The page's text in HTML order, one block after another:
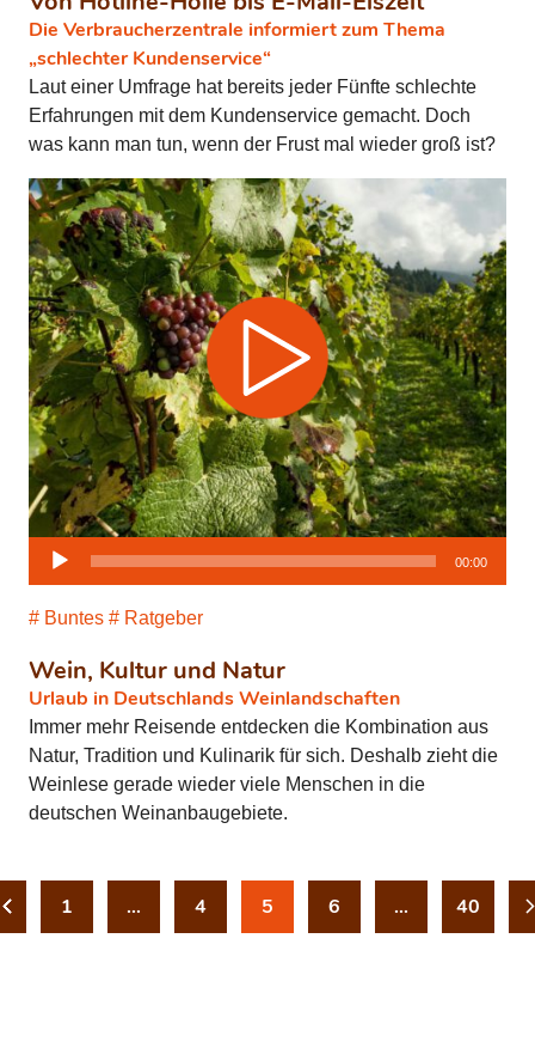
Die Verbraucherzentrale informiert zum Thema
„schlechter Kundenservice“
Laut einer Umfrage hat bereits jeder Fünfte schlechte
Erfahrungen mit dem Kundenservice gemacht. Doch
was kann man tun, wenn der Frust mal wieder groß ist?
Wein, Kultur und Natur
Urlaub in Deutschlands Weinlandschaften
Buntes Ratgeber
Audio-
00:00
Immer mehr Reisende entdecken die Kombination aus
Natur, Tradition und Kulinarik für sich. Deshalb zieht die
Weinlese gerade wieder viele Menschen in die
deutschen Weinanbaugebiete.
1 … 4 5 6 … 40